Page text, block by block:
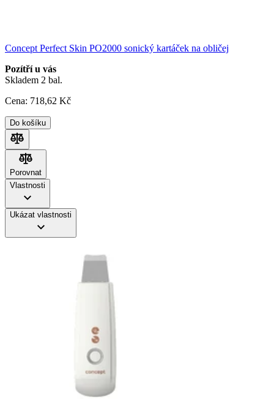
Concept Perfect Skin PO2000 sonický kartáček na obličej
Pozítří u vás
Skladem 2 bal.
Cena: 718,62 Kč
Do košíku
Porovnat
Porovnat
Vlastnosti
Ukázat vlastnosti